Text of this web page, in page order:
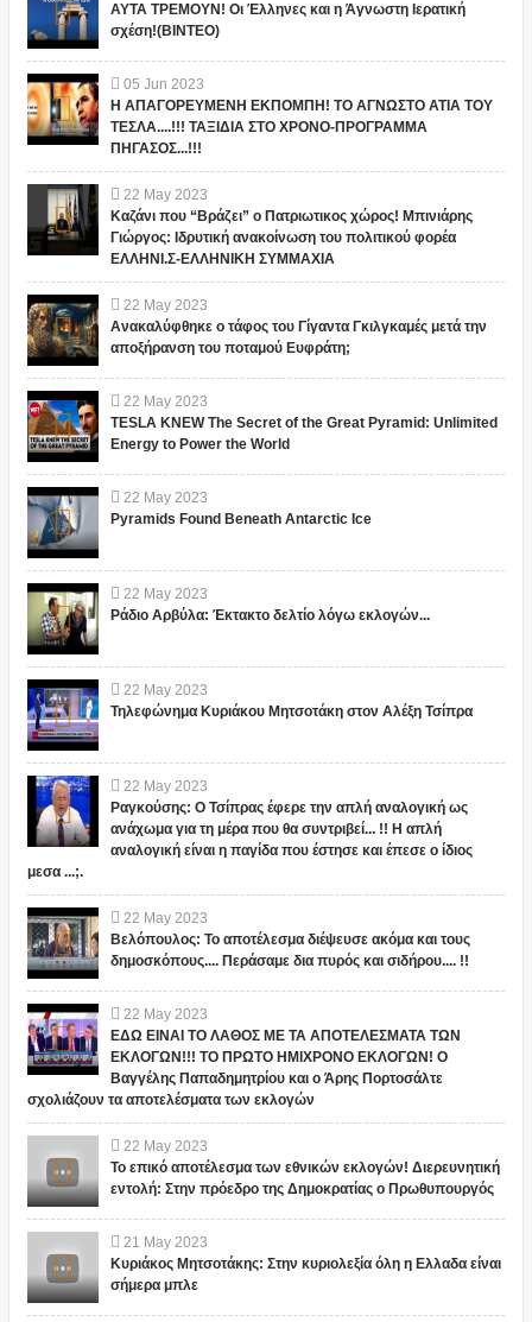
ΑΥΤΑ ΤΡΕΜΟΥΝ! Οι Έλληνες και η Άγνωστη Ιερατική
σχέση!(ΒΙΝΤΕΟ)
05 Jun 2023
Η ΑΠΑΓΟΡΕΥΜΕΝΗ ΕΚΠΟΜΠΗ! ΤΟ ΑΓΝΩΣΤΟ ΑΤΙΑ ΤΟΥ
ΤΕΣΛΑ....!!! ΤΑΞΙΔΙΑ ΣΤΟ ΧΡΟΝΟ-ΠΡΟΓΡΑΜΜΑ
ΠΗΓΑΣΟΣ...!!!
22 May 2023
Καζάνι που “Βράζει” ο Πατριωτικος χώρος! Μπινιάρης
Γιώργος: Ιδρυτική ανακοίνωση του πολιτικού φορέα
ΕΛΛΗΝΙ.Σ-ΕΛΛΗΝΙΚΗ ΣΥΜΜΑΧΙΑ
22 May 2023
Ανακαλύφθηκε ο τάφος του Γίγαντα Γκιλγκαμές μετά την
αποξήρανση του ποταμού Ευφράτη;
22 May 2023
TESLA KNEW The Secret of the Great Pyramid: Unlimited
Energy to Power the World
22 May 2023
Pyramids Found Beneath Antarctic Ice
22 May 2023
Ράδιο Αρβύλα: Έκτακτο δελτίο λόγω εκλογών...
22 May 2023
Τηλεφώνημα Κυριάκου Μητσοτάκη στον Αλέξη Τσίπρα
22 May 2023
Ραγκούσης: Ο Τσίπρας έφερε την απλή αναλογική ως
ανάχωμα για τη μέρα που θα συντριβεί... !! Η απλή
αναλογική είναι η παγίδα που έστησε και έπεσε ο ίδιος
μεσα ...;.
22 May 2023
Βελόπουλος: Το αποτέλεσμα διέψευσε ακόμα και τους
δημοσκόπους.... Περάσαμε δια πυρός και σιδήρου.... !!
22 May 2023
ΕΔΩ ΕΙΝΑΙ ΤΟ ΛΑΘΟΣ ΜΕ ΤΑ ΑΠΟΤΕΛΕΣΜΑΤΑ ΤΩΝ
ΕΚΛΟΓΩΝ!!! ΤΟ ΠΡΩΤΟ ΗΜΙΧΡΟΝΟ ΕΚΛΟΓΩΝ! Ο
Βαγγέλης Παπαδημητρίου και ο Άρης Πορτοσάλτε
σχολιάζουν τα αποτελέσματα των εκλογών
22 May 2023
Το επικό αποτέλεσμα των εθνικών εκλογών! Διερευνητική
εντολή: Στην πρόεδρο της Δημοκρατίας ο Πρωθυπουργός
21 May 2023
Κυριάκος Μητσοτάκης: Στην κυριολεξία όλη η Ελλαδα είναι
σήμερα μπλε